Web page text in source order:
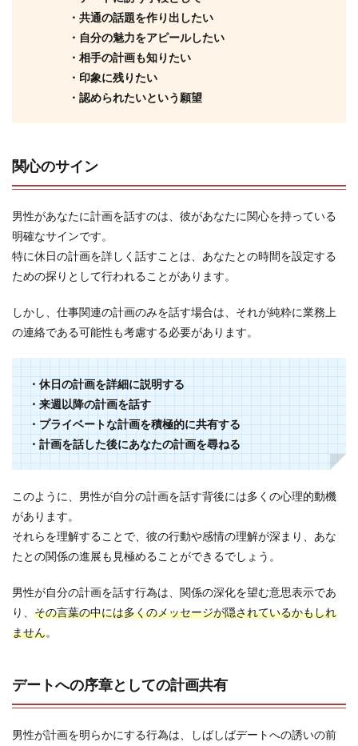
・共通の話題を作り出したい
・自分の魅力をアピールしたい
・相手の計画も知りたい
・印象に残りたい
・認められたいという願望
関心のサイン
男性があなたに計画を話すのは、彼があなたに関心を持っている
明確なサインです。
特に休日の計画を詳しく話すことは、あなたとの時間を設定する
ための探りとして行われることがあります。
しかし、仕事関連の計画のみを話す場合は、それが純粋に業務上
の連絡である可能性も考慮する必要があります。
・休日の計画を詳細に説明する
・来週以降の計画を話す
・プライベートな計画を積極的に共有する
・計画を話した後にあなたの計画を尋ねる
このように、男性が自分の計画を話す背後には多くの心理的動機
があります。
それらを理解することで、彼の行動や感情の理解が深まり、あな
たとの関係の進展も見極めることができるでしょう。
男性が自分の計画を話す行為は、関係の深化を望む意思表示であ
り、 その言葉の中には多くのメッセージが隠されているかもしれ
ません。
デートへの序章としての計画共有
男性が計画を明らかにする行為は、しばしばデートへの誘いの前